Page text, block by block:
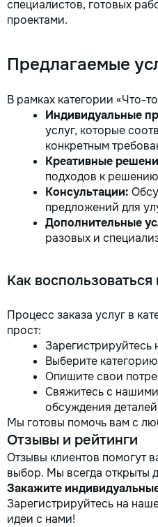
специалистов, готовых
проектами.
Предлагаемые
В рамках категории «Что-
Индивидуальные
услуг, которые
конкретным
Креативные
подходов к
Консультации:
предложений для
Дополнительные
разовых и
Как
Процесс заказа услуг в
прост:
Зарегистрируйтесь
Выберите
Опишите свои
Свяжитесь с
обсуждения
Мы готовы помочь вам с
Отзывы и рейтинги
Отзывы клиентов помогут
выбор. Мы всегда открыты
Закажите
Зарегистрируйтесь на
идеи с нами!